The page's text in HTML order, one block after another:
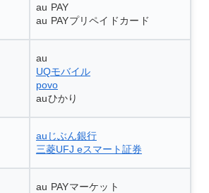
au PAY
au PAYプリペイドカード
au
UQモバイル
povo
auひかり
auじぶん銀行
三菱UFJ eスマート証券
au PAYマーケット